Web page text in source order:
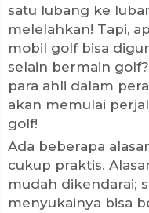
satu lubang ke
melelahkan! Tapi,
mobil golf bisa
selain bermain
para ahli dalam
akan memulai
golf!
Ada beberapa
cukup praktis.
mudah dikendarai;
menyukainya bisa